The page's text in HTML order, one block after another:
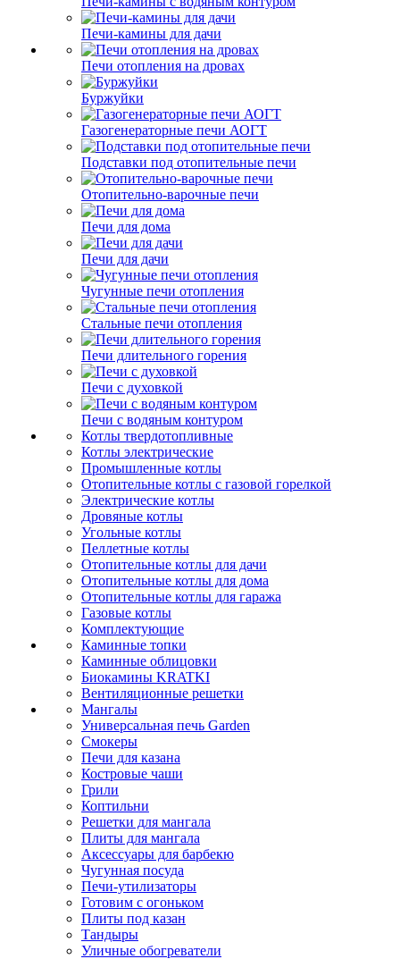
Печи-камины для дачи
Печи отопления на дровах
Буржуйки
Газогенераторные печи АОГТ
Подставки под отопительные печи
Отопительно-варочные печи
Печи для дома
Печи для дачи
Чугунные печи отопления
Стальные печи отопления
Печи длительного горения
Печи с духовкой
Печи с водяным контуром
Котлы твердотопливные
Котлы электрические
Промышленные котлы
Отопительные котлы с газовой горелкой
Электрические котлы
Дровяные котлы
Угольные котлы
Пеллетные котлы
Отопительные котлы для дачи
Отопительные котлы для дома
Отопительные котлы для гаража
Газовые котлы
Комплектующие
Каминные топки
Каминные облицовки
Биокамины KRATKI
Вентиляционные решетки
Мангалы
Универсальная печь Garden
Смокеры
Печи для казана
Костровые чаши
Грили
Коптильни
Решетки для мангала
Плиты для мангала
Аксессуары для барбекю
Чугунная посуда
Печи-утилизаторы
Готовим с огоньком
Плиты под казан
Тандыры
Уличные обогреватели